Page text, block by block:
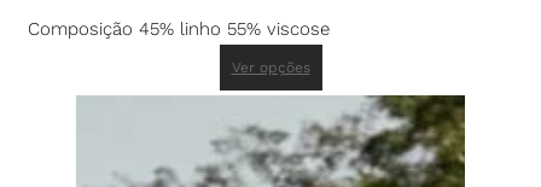
Composição 45% linho 55% viscose
Ver opções